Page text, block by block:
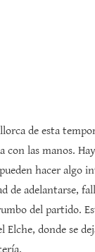
de esta
con las manos.
hacer algo
de adelantarse,
del partido.
Elche, donde se